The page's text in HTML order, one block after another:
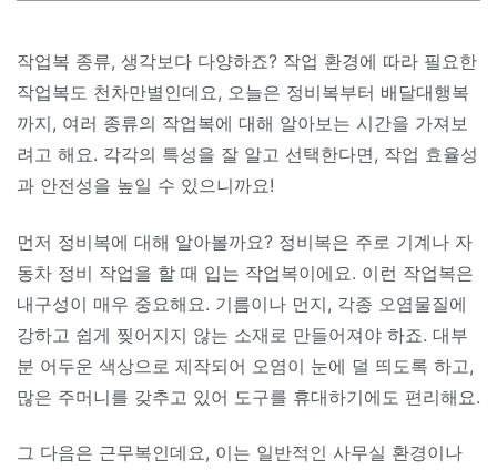
작업복 종류, 생각보다 다양하죠? 작업 환경에 따라 필요한
작업복도 천차만별인데요, 오늘은 정비복부터 배달대행복
까지, 여러 종류의 작업복에 대해 알아보는 시간을 가져보
려고 해요. 각각의 특성을 잘 알고 선택한다면, 작업 효율성
과 안전성을 높일 수 있으니까요!
먼저 정비복에 대해 알아볼까요? 정비복은 주로 기계나 자
동차 정비 작업을 할 때 입는 작업복이에요. 이런 작업복은
내구성이 매우 중요해요. 기름이나 먼지, 각종 오염물질에
강하고 쉽게 찢어지지 않는 소재로 만들어져야 하죠. 대부
분 어두운 색상으로 제작되어 오염이 눈에 덜 띄도록 하고,
많은 주머니를 갖추고 있어 도구를 휴대하기에도 편리해요.
그 다음은 근무복인데요, 이는 일반적인 사무실 환경이나